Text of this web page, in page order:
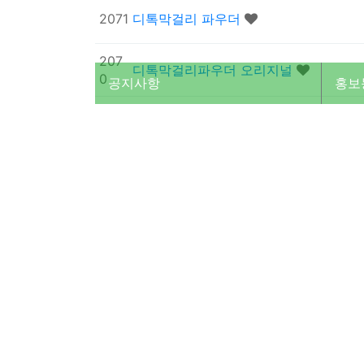
공지사항 홍
2071 디톡막걸리 파우더
207
0
디톡막걸리파우더 오리지널